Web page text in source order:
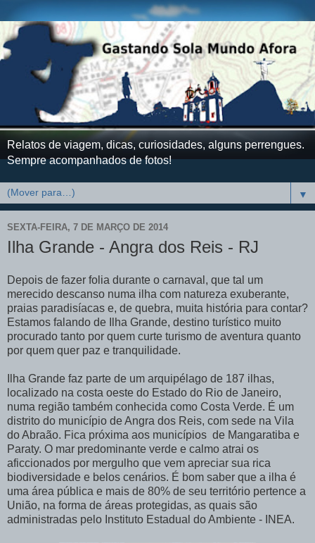
Relatos de viagem, dicas, curiosidades, alguns perrengues.
Sempre acompanhados de fotos!
▼
SEXTA-FEIRA, 7 DE MARÇO DE 2014
Ilha Grande - Angra dos Reis - RJ
Depois de fazer folia durante o carnaval, que tal um
merecido descanso numa ilha com natureza exuberante,
praias paradisíacas e, de quebra, muita história para contar?
Estamos falando de Ilha Grande, destino turístico muito
procurado tanto por quem curte turismo de aventura quanto
por quem quer paz e tranquilidade.
Ilha Grande faz parte de um arquipélago de 187 ilhas,
localizado na costa oeste do Estado do Rio de Janeiro,
numa região também conhecida como Costa Verde. É um
distrito do município de Angra dos Reis, com sede na Vila
do Abraão. Fica próxima aos municípios de Mangaratiba e
Paraty. O mar predominante verde e calmo atrai os
aficcionados por mergulho que vem apreciar sua rica
biodiversidade e belos cenários. É bom saber que a ilha é
uma área pública e mais de 80% de seu território pertence a
União, na forma de áreas protegidas, as quais são
administradas pelo Instituto Estadual do Ambiente - INEA.